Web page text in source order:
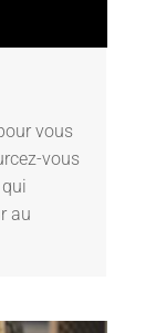
vous
vous
au